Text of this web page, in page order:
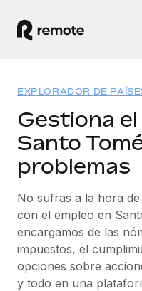
EMPLEO GLOBAL
Nómina global
legalidad.
Employer of
Expándete en todo
Contractor of
Soluciones
Explorador de
Consulta el soporte
Explorador estatal
Simplifica la
UU.
Recursos
HERRAMIENTAS Y
Calculadora del
Consulta el riesgo
Calculadora del
Precios
Español
EXPLORADOR DE
Gestiona
Santo
problemas
No sufras a la hora
con el empleo en
encargamos de las
impuestos, el
opciones sobre
y todo en una